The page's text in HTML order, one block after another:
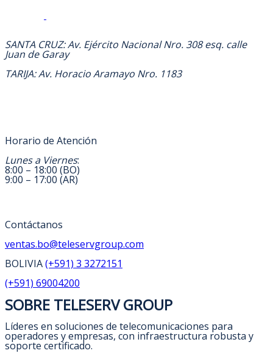
SANTA CRUZ: Av. Ejército Nacional Nro. 308 esq. calle
Juan de Garay
TARIJA: Av. Horacio Aramayo Nro. 1183
Horario de Atención
Lunes a Viernes:
8:00 – 18:00 (BO)
9:00 – 17:00 (AR)
Contáctanos
ventas.bo@teleservgroup.com
BOLIVIA(+591) 3 3272151
(+591) 69004200
SOBRE TELESERV GROUP
Líderes en soluciones de telecomunicaciones para
operadores y empresas, con infraestructura robusta y
soporte certificado.